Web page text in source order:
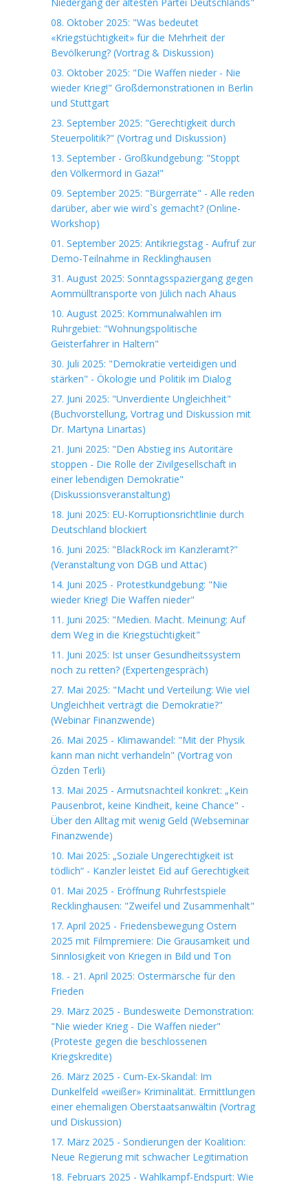
08. Oktober 2025: "Was bedeutet
«Kriegstüchtigkeit» für die Mehrheit der
Bevölkerung? (Vortrag & Diskussion)
03. Oktober 2025: "Die Waffen nieder - Nie
wieder Krieg!" Großdemonstrationen in Berlin
und Stuttgart
23. September 2025: "Gerechtigkeit durch
Steuerpolitik?" (Vortrag und Diskussion)
13. September - Großkundgebung: "Stoppt
den Völkermord in Gaza!"
09. September 2025: "Bürgerräte" - Alle reden
darüber, aber wie wird`s gemacht? (Online-
Workshop)
01. September 2025: Antikriegstag - Aufruf zur
Demo-Teilnahme in Recklinghausen
31. August 2025: Sonntagsspaziergang gegen
Aommülltransporte von Jülich nach Ahaus
10. August 2025: Kommunalwahlen im
Ruhrgebiet: "Wohnungspolitische
Geisterfahrer in Haltern"
30. Juli 2025: "Demokratie verteidigen und
stärken" - Ökologie und Politik im Dialog
27. Juni 2025: "Unverdiente Ungleichheit"
(Buchvorstellung, Vortrag und Diskussion mit
Dr. Martyna Linartas)
21. Juni 2025: "Den Abstieg ins Autoritäre
stoppen - Die Rolle der Zivilgesellschaft in
einer lebendigen Demokratie"
(Diskussionsveranstaltung)
18. Juni 2025: EU-Korruptionsrichtlinie durch
Deutschland blockiert
16. Juni 2025: "BlackRock im Kanzleramt?"
(Veranstaltung von DGB und Attac)
14. Juni 2025 - Protestkundgebung: "Nie
wieder Krieg! Die Waffen nieder"
11. Juni 2025: "Medien. Macht. Meinung: Auf
dem Weg in die Kriegstüchtigkeit"
11. Juni 2025: Ist unser Gesundheitssystem
noch zu retten? (Expertengespräch)
27. Mai 2025: "Macht und Verteilung: Wie viel
Ungleichheit verträgt die Demokratie?"
(Webinar Finanzwende)
26. Mai 2025 - Klimawandel: "Mit der Physik
kann man nicht verhandeln" (Vortrag von
Özden Terli)
13. Mai 2025 - Armutsnachteil konkret: „Kein
Pausenbrot, keine Kindheit, keine Chance" -
Über den Alltag mit wenig Geld (Webseminar
Finanzwende)
10. Mai 2025: „Soziale Ungerechtigkeit ist
tödlich“ - Kanzler leistet Eid auf Gerechtigkeit
01. Mai 2025 - Eröffnung Ruhrfestspiele
Recklinghausen: "Zweifel und Zusammenhalt"
17. April 2025 - Friedensbewegung Ostern
2025 mit Filmpremiere: Die Grausamkeit und
Sinnlosigkeit von Kriegen in Bild und Ton
18. - 21. April 2025: Ostermärsche für den
Frieden
29. März 2025 - Bundesweite Demonstration:
"Nie wieder Krieg - Die Waffen nieder"
(Proteste gegen die beschlossenen
Kriegskredite)
26. März 2025 - Cum-Ex-Skandal: Im
Dunkelfeld «weißer» Kriminalität. Ermittlungen
einer ehemaligen Oberstaatsanwältin (Vortrag
und Diskussion)
17. März 2025 - Sondierungen der Koalition:
Neue Regierung mit schwacher Legitimation
18. Februars 2025 - Wahlkampf-Endspurt: Wie